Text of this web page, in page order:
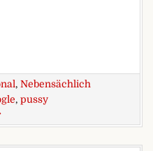
, Nebensächlich
, pussy
zu Drauf, ran, rein? Von wegen.